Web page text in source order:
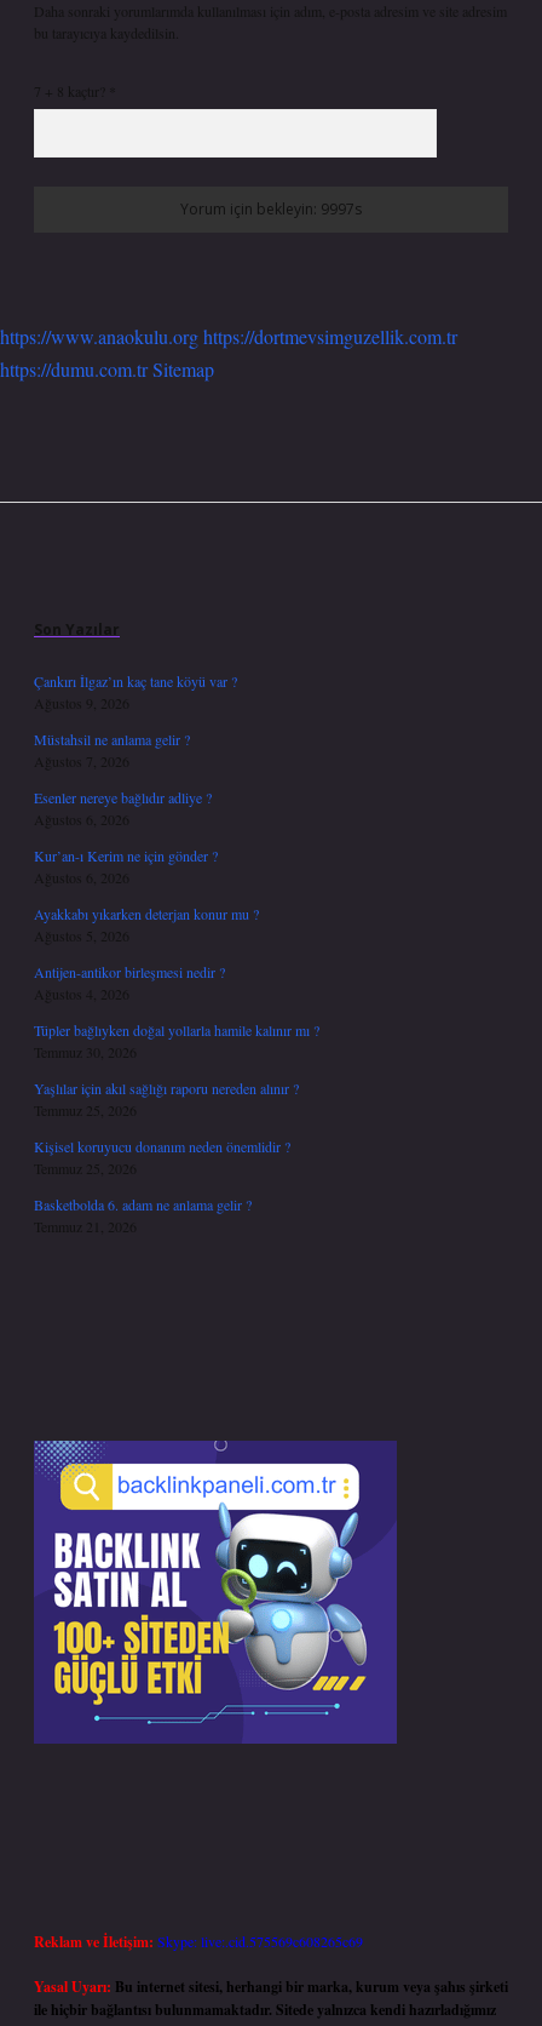
Daha sonraki yorumlarımda kullanılması için adım, e-posta adresim ve site adresim
bu tarayıcıya kaydedilsin.
7 + 8 kaçtır?
https://www.anaokulu.orghttps://dortmevsimguzellik.com.tr
https://dumu.com.trSitemap
Son Yazılar
Çankırı İlgaz’ın kaç tane köyü var ?
Ağustos 9, 2026
Müstahsil ne anlama gelir ?
Ağustos 7, 2026
Esenler nereye bağlıdır adliye ?
Ağustos 6, 2026
Kur’an-ı Kerim ne için gönder ?
Ağustos 6, 2026
Ayakkabı yıkarken deterjan konur mu ?
Ağustos 5, 2026
Antijen-antikor birleşmesi nedir ?
Ağustos 4, 2026
Tüpler bağlıyken doğal yollarla hamile kalınır mı ?
Temmuz 30, 2026
Yaşlılar için akıl sağlığı raporu nereden alınır ?
Temmuz 25, 2026
Kişisel koruyucu donanım neden önemlidir ?
Temmuz 25, 2026
Basketbolda 6. adam ne anlama gelir ?
Temmuz 21, 2026
Reklam ve İletişim: Skype: live:.cid.575569c608265c69
Yasal Uyarı: Bu internet sitesi, herhangi bir marka, kurum veya şahıs şirketi
ile hiçbir bağlantısı bulunmamaktadır. Sitede yalnızca kendi hazırladığımız